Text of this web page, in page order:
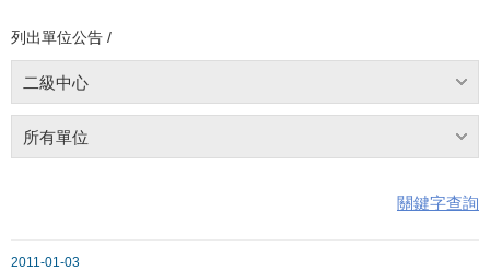
列出單位公告 /
二級中心
所有單位
關鍵字查詢
2011-01-03